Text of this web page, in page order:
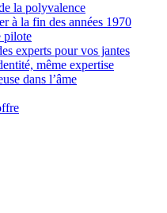
la polyvalence
à la fin des années 1970
pilote
experts pour vos jantes
même expertise
dans l’âme